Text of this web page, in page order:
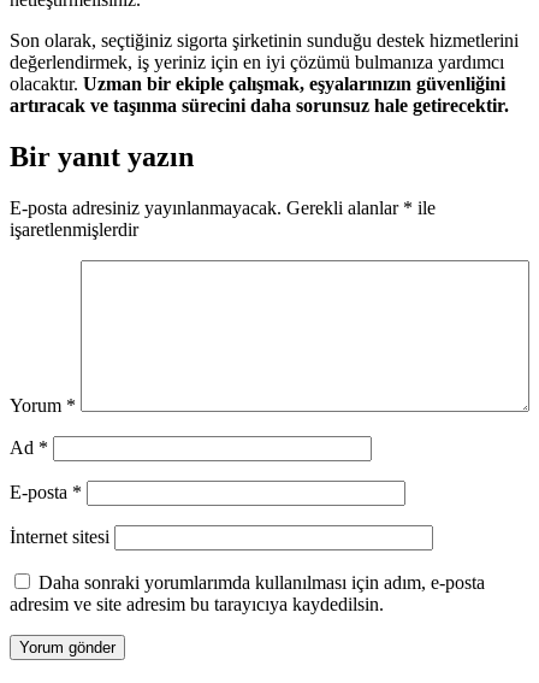
Son olarak, seçtiğiniz sigorta şirketinin sunduğu destek hizmetlerini
değerlendirmek, iş yeriniz için en iyi çözümü bulmanıza yardımcı
olacaktır. Uzman bir ekiple çalışmak, eşyalarınızın güvenliğini
artıracak ve taşınma sürecini daha sorunsuz hale getirecektir.
Bir yanıt yazın
E-posta adresiniz yayınlanmayacak. Gerekli alanlar * ile
işaretlenmişlerdir
Yorum *
Ad *
E-posta *
İnternet sitesi
Daha sonraki yorumlarımda kullanılması için adım, e-posta
adresim ve site adresim bu tarayıcıya kaydedilsin.